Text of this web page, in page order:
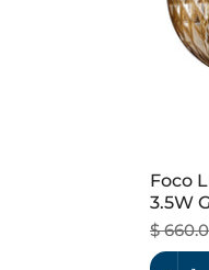
Foco
3.5W
$